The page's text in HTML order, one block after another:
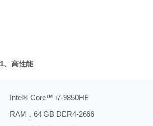
1、高性能
Intel® Core™ i7-9850HE
RAM，64 GB DDR4-2666